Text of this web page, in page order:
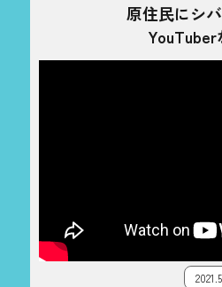
原住民にシ
YouTuber